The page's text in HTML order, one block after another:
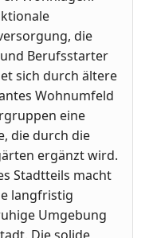
die
Berufsstarter
sich durch ältere
Wohnumfeld
eine
die durch die
ergänzt wird.
Stadtteils macht
langfristig
Umgebung